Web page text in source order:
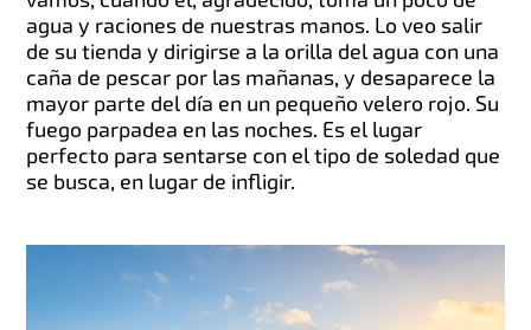
agua y raciones de nuestras manos. Lo veo salir
de su tienda y dirigirse a la orilla del agua con una
caña de pescar por las mañanas, y desaparece la
mayor parte del día en un pequeño velero rojo. Su
fuego parpadea en las noches. Es el lugar
perfecto para sentarse con el tipo de soledad que
se busca, en lugar de infligir.